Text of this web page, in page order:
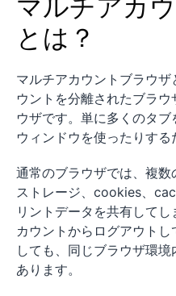
マルチアカ
とは？
マルチアカウントブラウ
ウントを分離されたブラ
ウザです。単に多くのタ
ウィンドウを使ったりする
通常のブラウザでは、複
ストレージ、cookies、
リントデータを共有して
カウントからログアウト
しても、同じブラウザ環
あります。